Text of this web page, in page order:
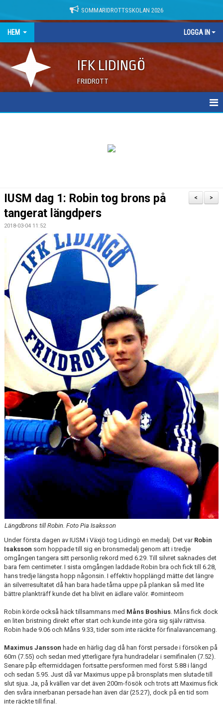
SOMMARIDROTTSSKOLAN 2026
HEM LOGGA IN
IFK LIDINGÖ
FRIIDROTT
>
<
IUSM dag 1: Robin tog brons på
tangerat längdpers
2018-03-04 11:52
Längdbrons till Robin. Foto Pia Isaksson
Under första dagen av IUSM i Växjö tog Lidingö en medalj. Det var Robin
Isaksson som hoppade till sig en bronsmedalj genom att i tredje
omgången tangera sitt personlig rekord med 6.29. Till silvret saknades det
bara fem centimeter. I sista omgången laddade Robin bra och fick till 6.28,
hans tredje längsta hopp någonsin. I effektiv hopplängd mätte det längre
än silverresultatet då han bara hade tårna uppe på plankan så med lite
bättre plankträff kunde det ha blivit en ädlare valör. #ominteom
Robin körde också häck tillsammans med Måns Boshius. Måns fick dock
en liten bristning direkt efter start och kunde inte göra sig själv rättvisa.
Robin hade 9.06 och Måns 9.33, tider som inte räckte för finalavancemang.
Maximus Jansson hade en härlig dag då han först persade i försöken på
60m (7.55) och sedan med ytterligare fyra hundradelar i semifinalen (7.52).
Senare påp eftermiddagen fortsatte persformen med först 5.88 i längd
och sedan 5.95. Just då var Maximus uppe på bronsplats men slutade till
slut sjua. Ja, på kvällen var det även 200m-fösök och trots att Maximus fick
den svåra innerbanan persade han även där (25.27), dock på en tid som
inte räckte till final.